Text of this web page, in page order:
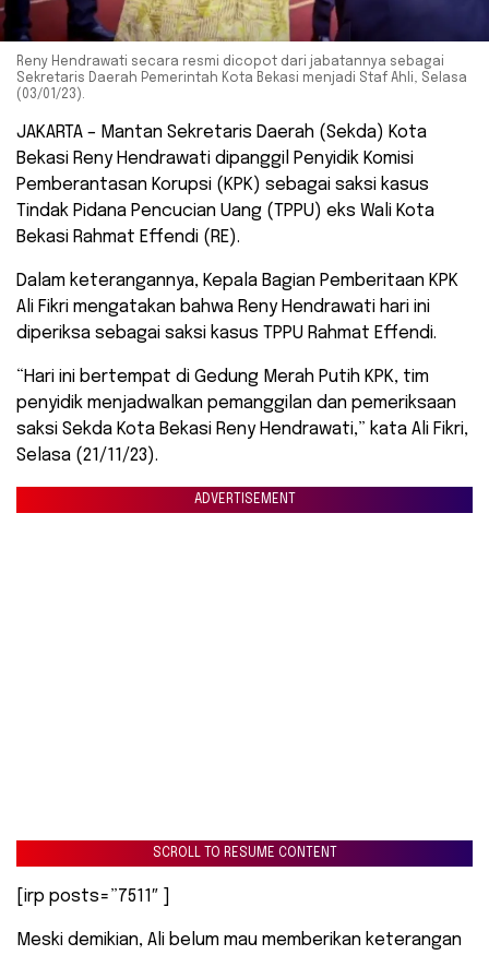
Reny Hendrawati secara resmi dicopot dari jabatannya sebagai
Sekretaris Daerah Pemerintah Kota Bekasi menjadi Staf Ahli, Selasa
(03/01/23).
JAKARTA – Mantan Sekretaris Daerah (Sekda) Kota
Bekasi Reny Hendrawati dipanggil Penyidik Komisi
Pemberantasan Korupsi (KPK) sebagai saksi kasus
Tindak Pidana Pencucian Uang (TPPU) eks Wali Kota
Bekasi Rahmat Effendi (RE).
Dalam keterangannya, Kepala Bagian Pemberitaan KPK
Ali Fikri mengatakan bahwa Reny Hendrawati hari ini
diperiksa sebagai saksi kasus TPPU Rahmat Effendi.
“Hari ini bertempat di Gedung Merah Putih KPK, tim
penyidik menjadwalkan pemanggilan dan pemeriksaan
saksi Sekda Kota Bekasi Reny Hendrawati,” kata Ali Fikri,
Selasa (21/11/23).
ADVERTISEMENT
SCROLL TO RESUME CONTENT
[irp posts=”7511″ ]
Meski demikian, Ali belum mau memberikan keterangan